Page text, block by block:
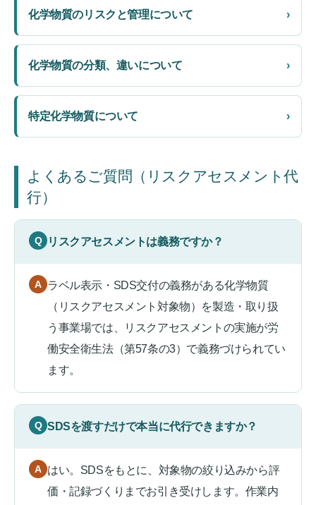
化学物質のリスクと管理について
化学物質の分類、違いについて
特定化学物質について
よくあるご質問（リスクアセスメント代
行）
リスクアセスメントは義務ですか？
ラベル表示・SDS交付の義務がある化学物質
（リスクアセスメント対象物）を製造・取り扱
う事業場では、リスクアセスメントの実施が労
働安全衛生法（第57条の3）で義務づけられてい
ます。
SDSを渡すだけで本当に代行できますか？
はい。SDSをもとに、対象物の絞り込みから評
価・記録づくりまでお引き受けします。作業内